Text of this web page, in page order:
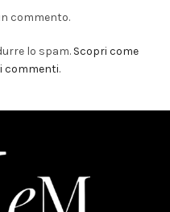
commento.
lo spam. Scopri come
commenti.